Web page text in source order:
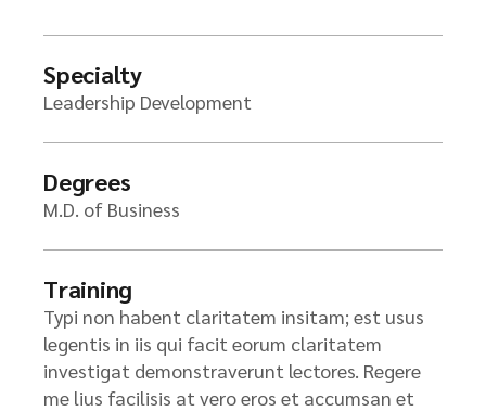
Specialty
Leadership Development
Degrees
M.D. of Business
Training
Typi non habent claritatem insitam; est usus
legentis in iis qui facit eorum claritatem
investigat demonstraverunt lectores. Regere
me lius facilisis at vero eros et accumsan et